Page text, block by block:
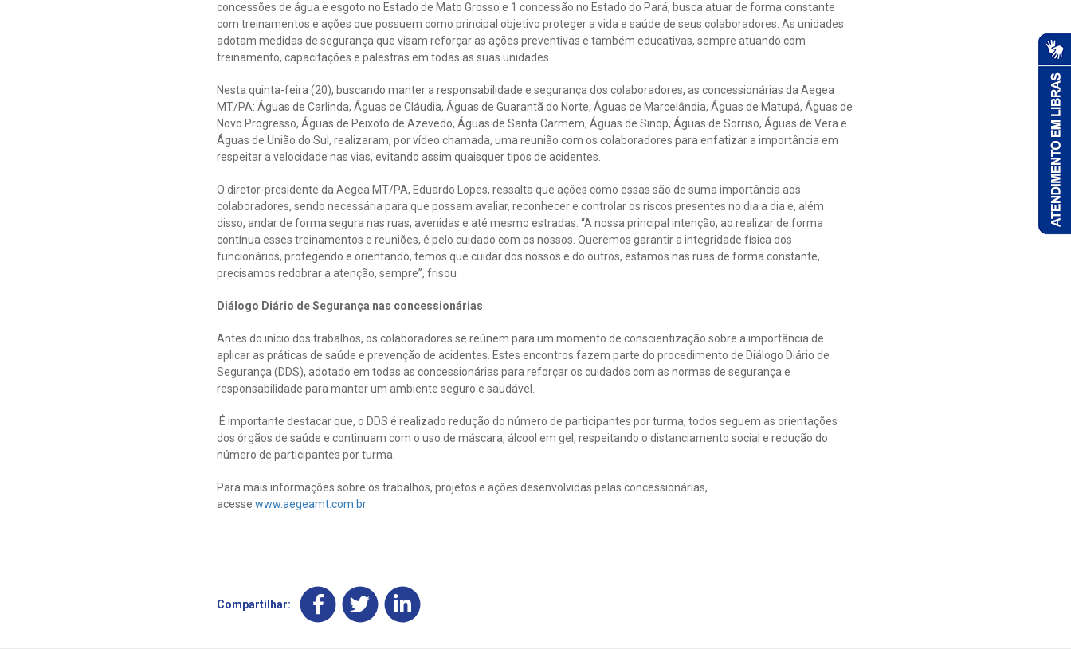
concessões de água e esgoto no Estado de Mato Grosso e 1 concessão no Estado do Pará, busca atuar de forma constante
com treinamentos e ações que possuem como principal objetivo proteger a vida e saúde de seus colaboradores. As unidades
adotam medidas de segurança que visam reforçar as ações preventivas e também educativas, sempre atuando com
treinamento, capacitações e palestras em todas as suas unidades.
Nesta quinta-feira (20), buscando manter a responsabilidade e segurança dos colaboradores, as concessionárias da Aegea
MT/PA: Águas de Carlinda, Águas de Cláudia, Águas de Guarantã do Norte, Águas de Marcelândia, Águas de Matupá, Águas de
Novo Progresso, Águas de Peixoto de Azevedo, Águas de Santa Carmem, Águas de Sinop, Águas de Sorriso, Águas de Vera e
Águas de União do Sul, realizaram, por vídeo chamada, uma reunião com os colaboradores para enfatizar a importância em
respeitar a velocidade nas vias, evitando assim quaisquer tipos de acidentes.
O diretor-presidente da Aegea MT/PA, Eduardo Lopes, ressalta que ações como essas são de suma importância aos
colaboradores, sendo necessária para que possam avaliar, reconhecer e controlar os riscos presentes no dia a dia e, além
disso, andar de forma segura nas ruas, avenidas e até mesmo estradas. “A nossa principal intenção, ao realizar de forma
contínua esses treinamentos e reuniões, é pelo cuidado com os nossos. Queremos garantir a integridade física dos
funcionários, protegendo e orientando, temos que cuidar dos nossos e do outros, estamos nas ruas de forma constante,
precisamos redobrar a atenção, sempre”, frisou
Diálogo Diário de Segurança nas concessionárias
Antes do início dos trabalhos, os colaboradores se reúnem para um momento de conscientização sobre a importância de
aplicar as práticas de saúde e prevenção de acidentes. Estes encontros fazem parte do procedimento de Diálogo Diário de
Segurança (DDS), adotado em todas as concessionárias para reforçar os cuidados com as normas de segurança e
responsabilidade para manter um ambiente seguro e saudável.
É importante destacar que, o DDS é realizado redução do número de participantes por turma, todos seguem as orientações
dos órgãos de saúde e continuam com o uso de máscara, álcool em gel, respeitando o distanciamento social e redução do
número de participantes por turma.
Para mais informações sobre os trabalhos, projetos e ações desenvolvidas pelas concessionárias,
acesse www.aegeamt.com.br
Compartilhar: